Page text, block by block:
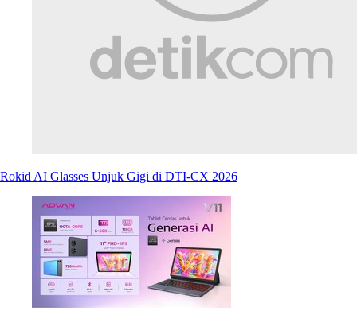
Rokid AI Glasses Unjuk Gigi di DTI-CX 2026